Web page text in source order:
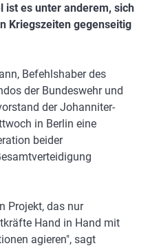
ist es unter anderem, sich
Kriegszeiten gegenseitig
Befehlshaber des
der Bundeswehr und
der Johanniter-
in Berlin eine
beider
Projekt, das nur
Hand in Hand mit
agieren", sagt